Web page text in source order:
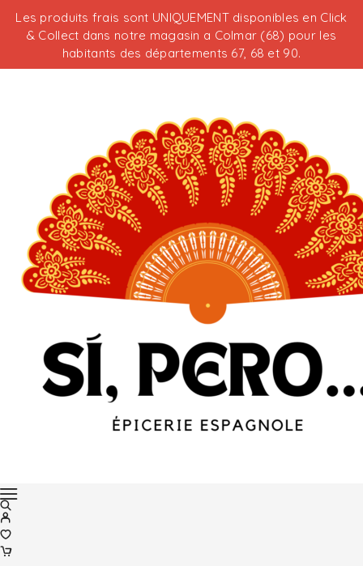
Les produits frais sont UNIQUEMENT disponibles en Click
& Collect dans notre magasin a Colmar (68) pour les
habitants des départements 67, 68 et 90.